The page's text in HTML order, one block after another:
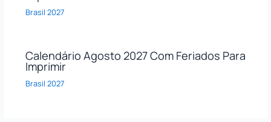
Brasil 2027
Calendário Agosto 2027 Com Feriados Para
Imprimir
Brasil 2027